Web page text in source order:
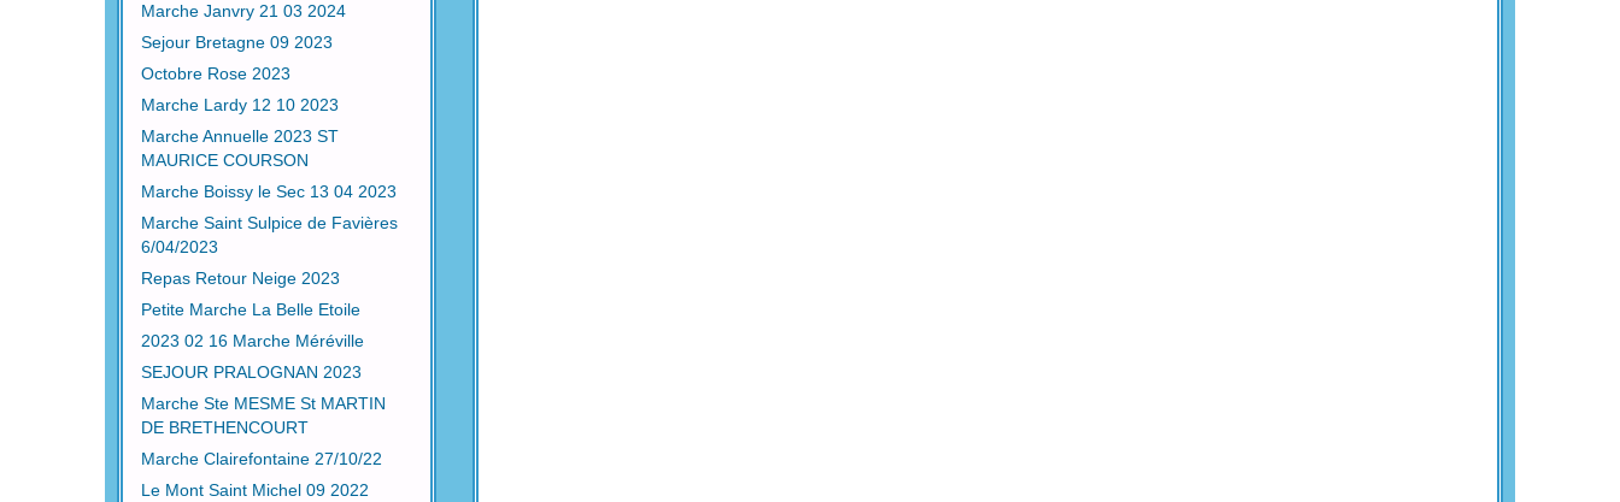
Marche Janvry 21 03 2024
Sejour Bretagne 09 2023
Octobre Rose 2023
Marche Lardy 12 10 2023
Marche Annuelle 2023 ST
MAURICE COURSON
Marche Boissy le Sec 13 04 2023
Marche Saint Sulpice de Favières
6/04/2023
Repas Retour Neige 2023
Petite Marche La Belle Etoile
2023 02 16 Marche Méréville
SEJOUR PRALOGNAN 2023
Marche Ste MESME St MARTIN
DE BRETHENCOURT
Marche Clairefontaine 27/10/22
Le Mont Saint Michel 09 2022